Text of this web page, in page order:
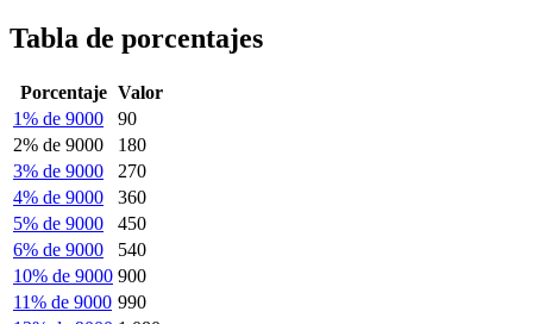
Tabla de porcentajes
Porcentaje Valor
1% de 9000
90
2% de 9000
180
3% de 9000
270
4% de 9000
360
5% de 9000
450
6% de 9000
540
10% de 9000 900
11% de 9000 990